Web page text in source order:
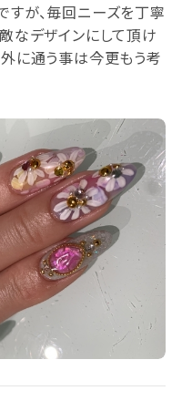
すが、毎回ニーズを丁寧
なデザインにして頂け
外に通う事は今更もう考